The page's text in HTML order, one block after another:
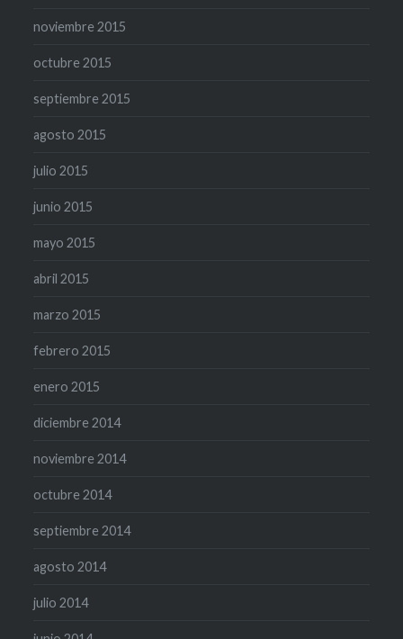
noviembre 2015
octubre 2015
septiembre 2015
agosto 2015
julio 2015
junio 2015
mayo 2015
abril 2015
marzo 2015
febrero 2015
enero 2015
diciembre 2014
noviembre 2014
octubre 2014
septiembre 2014
agosto 2014
julio 2014